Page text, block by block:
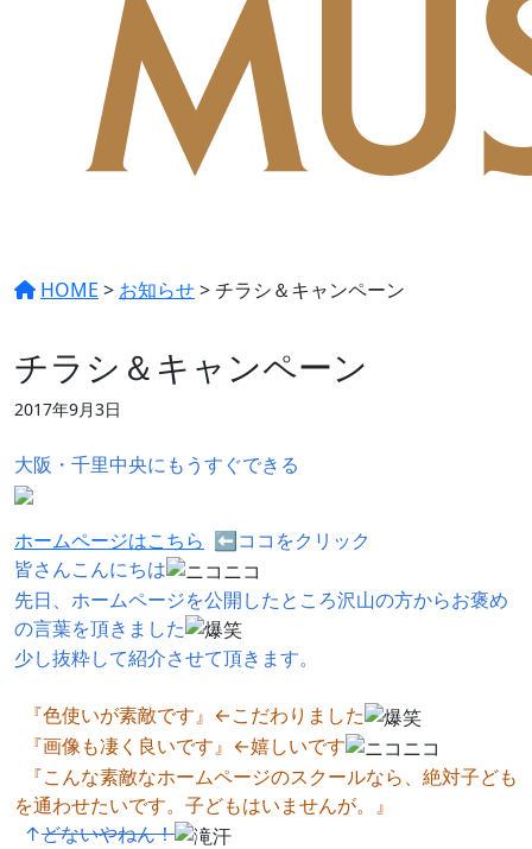
HOME > お知らせ>チラシ＆キャンペーン
チラシ＆キャンペーン
2017年9月3日
大阪・千里中央にもうすぐできる
ホームページはこちら ⬅ココをクリック
皆さんこんにちは
先日、ホームページを公開したところ沢山の方からお褒め
の言葉を頂きました
少し抜粋して紹介させて頂きます。
『色使いが素敵です』←こだわりました
『画像も凄く良いです』←嬉しいです
『こんな素敵なホームページのスクールなら、絶対子ども
を通わせたいです。子どもはいませんが。』
↑どないやねん！